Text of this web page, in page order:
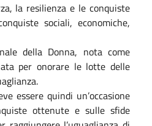
la resilienza e le conquiste
sociali, economiche,
della Donna, nota come
per onorare le lotte delle
essere quindi un’occasione
ottenute e sulle sfide